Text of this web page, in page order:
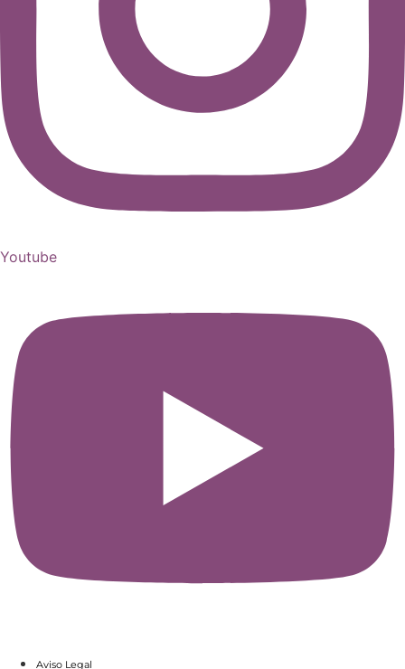
Youtube
Aviso Legal